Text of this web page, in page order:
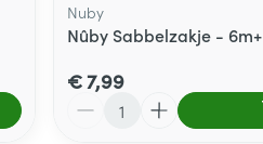
Nuby
Nûby Sabbelzakje - 6m+
€ 7,99